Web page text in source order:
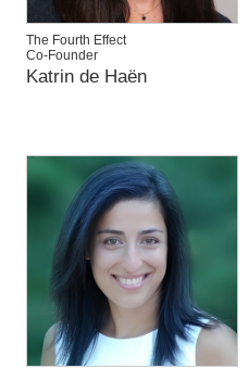
The Fourth Effect
Co-Founder
Katrin de Haën